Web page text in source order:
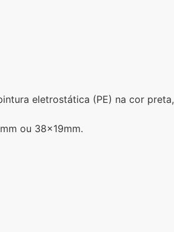
eletrostática (PE) na cor preta,
ou 38x19mm.